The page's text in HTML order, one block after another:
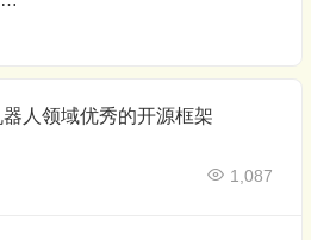
器人领域优秀的开源框架
1,087